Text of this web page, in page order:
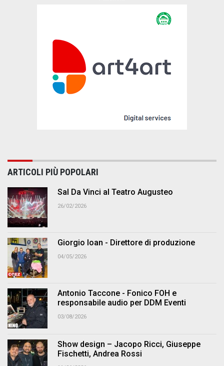
ARTICOLI PIÙ POPOLARI
Sal Da Vinci al Teatro Augusteo
26/02/2026
Giorgio Ioan - Direttore di produzione
04/05/2026
Antonio Taccone - Fonico FOH e
responsabile audio per DDM Eventi
03/08/2026
Show design – Jacopo Ricci, Giuseppe
Fischetti, Andrea Rossi